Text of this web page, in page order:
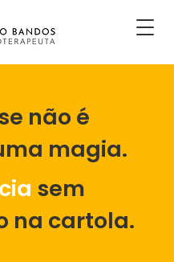
não é
magia.
sem
na cartola.